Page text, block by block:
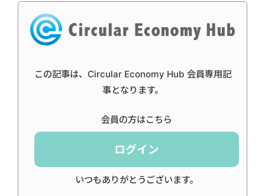
この記事は、Circular Economy Hub 会員専用記
事となります。
会員の方はこちら
ログイン
いつもありがとうございます。